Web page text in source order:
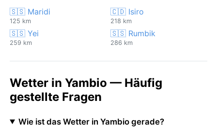
🇸🇸 Maridi
125 km
🇨🇩 Isiro
218 km
🇸🇸 Yei
259 km
🇸🇸 Rumbik
286 km
Wetter in Yambio — Häufig
gestellte Fragen
Wie ist das Wetter in Yambio gerade?